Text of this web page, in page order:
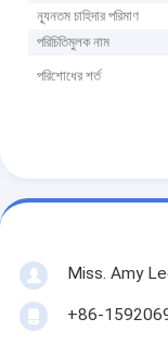
ন্যূনতম চাহিদার পরিমাণ
পরিচিতিমুলক নাম
পরিশোধের শর্ত
Miss. Amy
+86-